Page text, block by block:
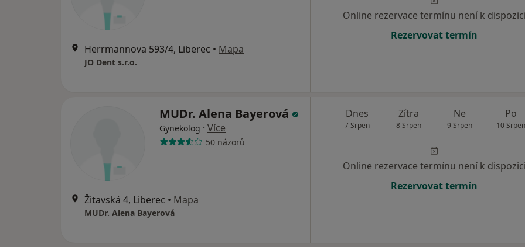
Herrmannova 593/4, Liberec • Mapa
JO Dent s.r.o.
Online rezervace termínu není k dispozici
Rezervovat termín
MUDr. Alena Bayerová
Gynekolog · Více
50 názorů
Žitavská 4, Liberec • Mapa
MUDr. Alena Bayerová
Dnes
7 Srpen
Zítra
8 Srpen
Ne
9 Srpen
Po
10 Srpen
Online rezervace termínu není k dispozici
Rezervovat termín